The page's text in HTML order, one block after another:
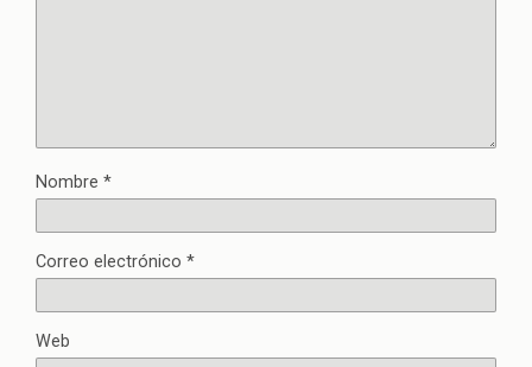
Nombre *
Correo electrónico *
Web